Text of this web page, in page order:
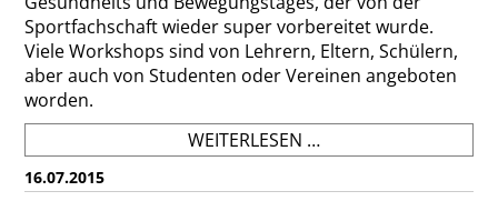
Sportfachschaft wieder super vorbereitet wurde.
Viele Workshops sind von Lehrern, Eltern, Schülern,
aber auch von Studenten oder Vereinen angeboten
worden.
WEITERLESEN …GESUNDHEITS
-
UND
16.07.2015